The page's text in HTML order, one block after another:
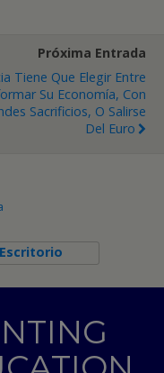
Próxima Entrada
Tiene Que Elegir Entre
Su Economía, Con
Sacrificios, O Salirse
Del Euro
Escritorio